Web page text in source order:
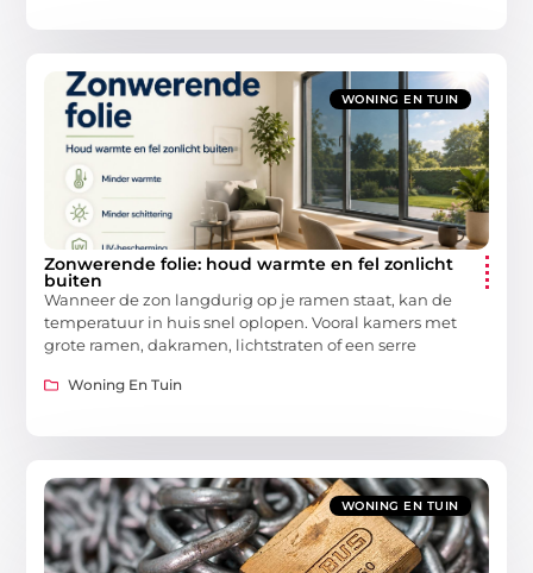
WONING EN TUIN
Zonwerende folie: houd warmte en fel zonlicht
buiten
Wanneer de zon langdurig op je ramen staat, kan de
temperatuur in huis snel oplopen. Vooral kamers met
grote ramen, dakramen, lichtstraten of een serre
Woning En Tuin
WONING EN TUIN